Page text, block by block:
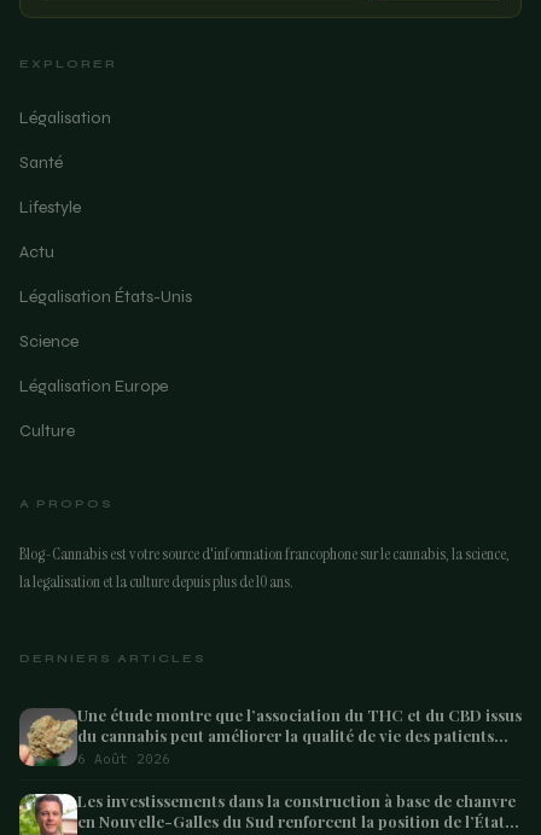
EXPLORER
Légalisation
Santé
Lifestyle
Actu
Légalisation États-Unis
Science
Légalisation Europe
Culture
A PROPOS
Blog-Cannabis est votre source d'information francophone sur le cannabis, la science,
la legalisation et la culture depuis plus de 10 ans.
DERNIERS ARTICLES
Une étude montre que l’association du THC et du CBD issus
du cannabis peut améliorer la qualité de vie des patients
atteints de démence – Marijuana Moment
6 Août 2026
Les investissements dans la construction à base de chanvre
en Nouvelle-Galles du Sud renforcent la position de l’État